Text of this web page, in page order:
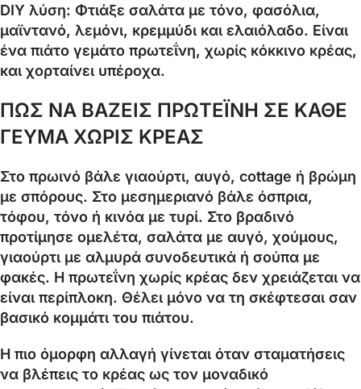
DIY λύση: Φτιάξε σαλάτα με τόνο, φασόλια,
μαϊντανό, λεμόνι, κρεμμύδι και ελαιόλαδο. Είναι
ένα πιάτο γεμάτο πρωτεΐνη, χωρίς κόκκινο κρέας,
και χορταίνει υπέροχα.
ΠΩΣ ΝΑ ΒΑΖΕΙΣ ΠΡΩΤΕΪΝΗ ΣΕ ΚΑΘΕ
ΓΕΥΜΑ ΧΩΡΙΣ ΚΡΕΑΣ
Στο πρωινό βάλε γιαούρτι, αυγό, cottage ή βρώμη
με σπόρους. Στο μεσημεριανό βάλε όσπρια,
τόφου, τόνο ή κινόα με τυρί. Στο βραδινό
προτίμησε ομελέτα, σαλάτα με αυγό, χούμους,
γιαούρτι με αλμυρά συνοδευτικά ή σούπα με
φακές. Η πρωτεΐνη χωρίς κρέας δεν χρειάζεται να
είναι περίπλοκη. Θέλει μόνο να τη σκέφτεσαι σαν
βασικό κομμάτι του πιάτου.
Η πιο όμορφη αλλαγή γίνεται όταν σταματήσεις
να βλέπεις το κρέας ως τον μοναδικό